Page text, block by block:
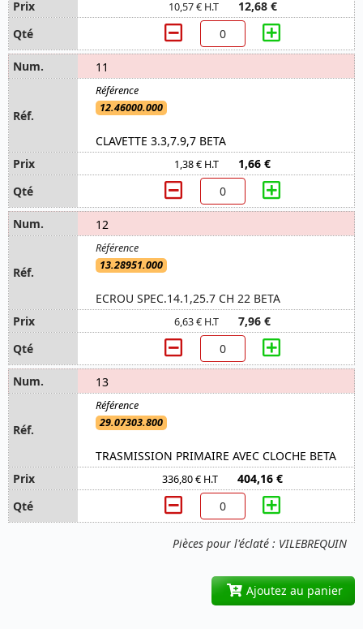
Pièces pour l'éclaté : VILEBREQUIN
10,57 € H.T 12,68 €
11
12.46000.000
CLAVETTE 3.3,7.9,7 BETA
1,38 € H.T 1,66 €
12
13.28951.000
ECROU SPEC.14.1,25.7 CH 22 BETA
6,63 € H.T 7,96 €
13
29.07303.800
TRASMISSION PRIMAIRE AVEC CLOCHE BETA
336,80 € H.T 404,16 €
Ajoutez au panier